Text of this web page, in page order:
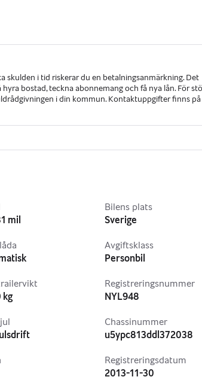
skulden i tid riskerar du en betalningsanmärkning. Det
bostad, teckna abonnemang och få nya lån. För
i din kommun. Kontaktuppgifter finns på
mil
kg
Bilens plats
Sverige
Avgiftsklass
Personbil
Registreringsnummer
NYL948
Chassinummer
u5ypc813ddl372038
Registreringsdatum
2013-11-30